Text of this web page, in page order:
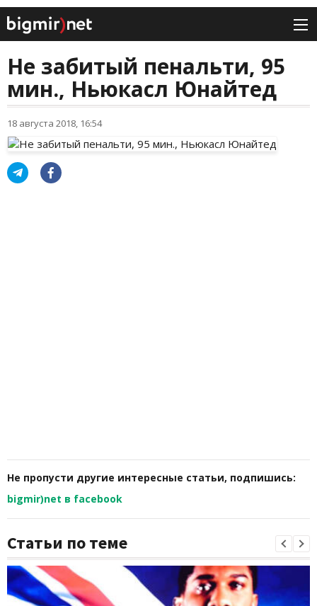
Не забитый пенальти, 95
мин., Ньюкасл Юнайтед
18 августа 2018, 16:54
Не пропусти другие интересные статьи, подпишись:
bigmir)net в facebook
Статьи по теме